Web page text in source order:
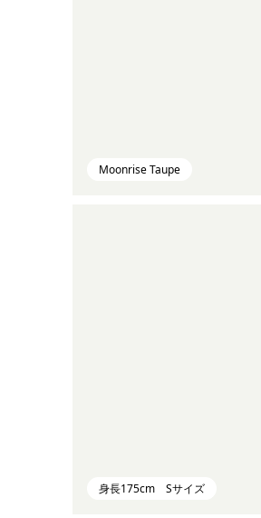
Moonrise Taupe
身長175cm Sサイズ